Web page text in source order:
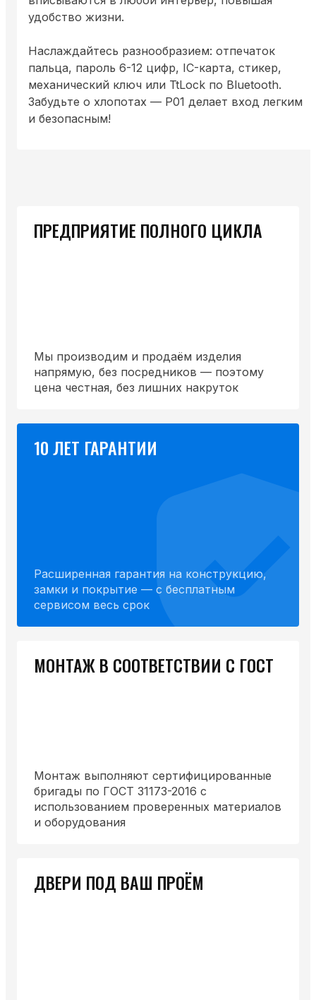
удобство жизни.
Наслаждайтесь разнообразием: отпечаток
пальца, пароль 6-12 цифр, IC-карта, стикер,
механический ключ или TtLock по Bluetooth.
Забудьте о хлопотах — P01 делает вход легким
и безопасным!
ПРЕДПРИЯТИЕ ПОЛНОГО ЦИКЛА
Мы производим и продаём изделия
напрямую, без посредников — поэтому
цена честная, без лишних накруток
10 ЛЕТ ГАРАНТИИ
Расширенная гарантия на конструкцию,
замки и покрытие — с бесплатным
сервисом весь срок
МОНТАЖ В СООТВЕТСТВИИ С ГОСТ
Монтаж выполняют сертифицированные
бригады по ГОСТ 31173-2016 с
использованием проверенных материалов
и оборудования
ДВЕРИ ПОД ВАШ ПРОЁМ